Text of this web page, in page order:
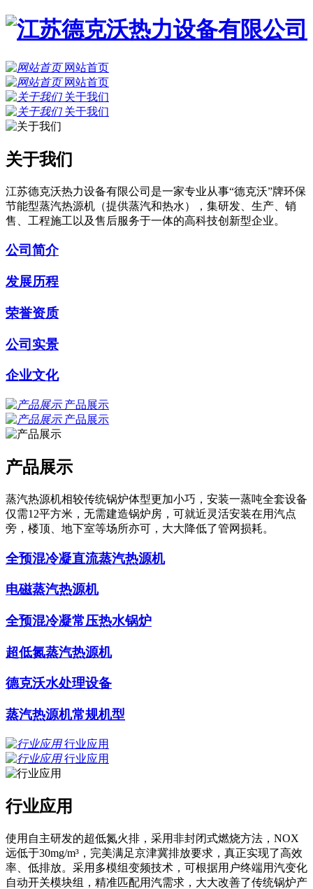
网站首页
网站首页
关于我们
关于我们
关于我们
江苏德克沃热力设备有限公司是一家专业从事“德克沃”牌环保
节能型蒸汽热源机（提供蒸汽和热水），集研发、生产、销
售、工程施工以及售后服务于一体的高科技创新型企业。
公司简介
发展历程
荣誉资质
公司实景
企业文化
产品展示
产品展示
产品展示
蒸汽热源机相较传统锅炉体型更加小巧，安装一蒸吨全套设备
仅需12平方米，无需建造锅炉房，可就近灵活安装在用汽点
旁，楼顶、地下室等场所亦可，大大降低了管网损耗。
全预混冷凝直流蒸汽热源机
电磁蒸汽热源机
全预混冷凝常压热水锅炉
超低氮蒸汽热源机
德克沃水处理设备
蒸汽热源机常规机型
行业应用
行业应用
行业应用
使用自主研发的超低氮火排，采用非封闭式燃烧方法，NOX
远低于30mg/m³，完美满足京津冀排放要求，真正实现了高效
率、低排放。采用多模组变频技术，可根据用户终端用汽变化
自动开关模块组，精准匹配用汽需求，大大改善了传统锅炉产